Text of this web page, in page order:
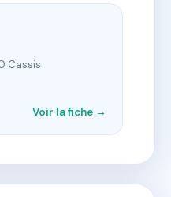
Cassis
Voir la fiche →